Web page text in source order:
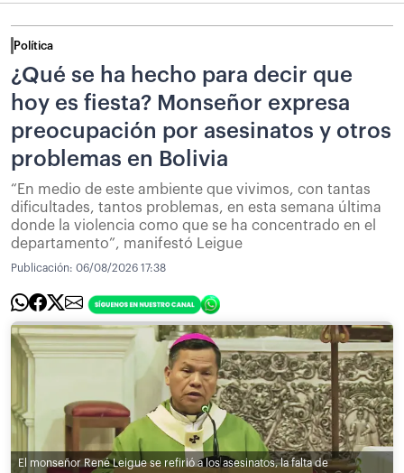
Política
¿Qué se ha hecho para decir que
hoy es fiesta? Monseñor expresa
preocupación por asesinatos y otros
problemas en Bolivia
“En medio de este ambiente que vivimos, con tantas
dificultades, tantos problemas, en esta semana última
donde la violencia como que se ha concentrado en el
departamento”, manifestó Leigue
Publicación: 06/08/2026 17:38
El monseñor René Leigue se refirió a los asesinatos, la falta de